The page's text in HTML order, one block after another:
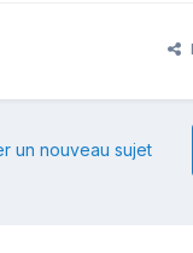
un nouveau sujet